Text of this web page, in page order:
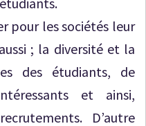
pour les sociétés leur
; la diversité et la
des étudiants, de
et ainsi,
D’autre